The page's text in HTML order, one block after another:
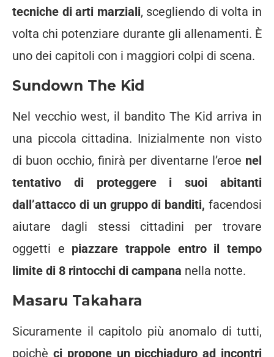
tecniche di arti marziali, scegliendo di volta in
volta chi potenziare durante gli allenamenti. È
uno dei capitoli con i maggiori colpi di scena.
Sundown The Kid
Nel vecchio west, il bandito The Kid arriva in
una piccola cittadina. Inizialmente non visto
di buon occhio, finirà per diventarne l’eroe nel
tentativo di proteggere i suoi abitanti
dall’attacco di un gruppo di banditi, facendosi
aiutare dagli stessi cittadini per trovare
oggetti e piazzare trappole entro il tempo
limite di 8 rintocchi di campana nella notte.
Masaru Takahara
Sicuramente il capitolo più anomalo di tutti,
poichè ci propone un picchiaduro ad incontri